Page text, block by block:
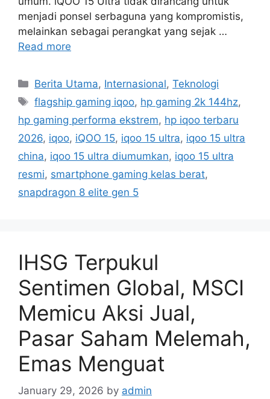
menjadi ponsel serbaguna yang kompromistis,
melainkan sebagai perangkat yang sejak …
Read more
C
a
e
g
o
r
i
e
Berita Utama, Internasional,Teknologi
T
a
g
s
flagship gaming iqoo, hp gaming 2k 144hz,
hp gaming performa ekstrem, hp iqoo terbaru
2026, iqoo, iQOO 15, iqoo 15 ultra, iqoo 15 ultra
china, iqoo 15 ultra diumumkan, iqoo 15 ultra
resmi, smartphone gaming kelas berat,
snapdragon 8 elite gen 5
IHSG Terpukul
Sentimen Global, MSCI
Memicu Aksi Jual,
Pasar Saham Melemah,
Emas Menguat
January 29, 2026 by admin